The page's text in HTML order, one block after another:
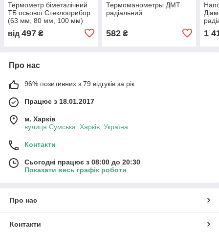
Термометр біметалічний
ТБ осьової Стеклоприбор
(63 мм, 80 мм, 100 мм)
від 497 ₴
Термоманометры ДМТ
радіальний
582₴ 1
Про нас
96% позитивних з 79 відгуків за рік
Працює з 18.01.2017
м. Харків
вулиця Сумська, Харків, Україна
Контакти
Сьогодні працює з 08:00 до 20:30
Показати весь графік роботи
Про нас
Контакти